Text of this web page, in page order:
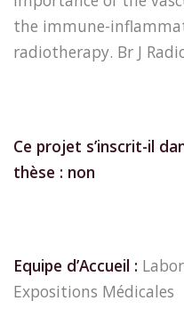
the immune-
radiotherapy. Br J
Ce projet s’inscrit-il
thèse : non
Equipe d’Accueil :
Expositions Médicales